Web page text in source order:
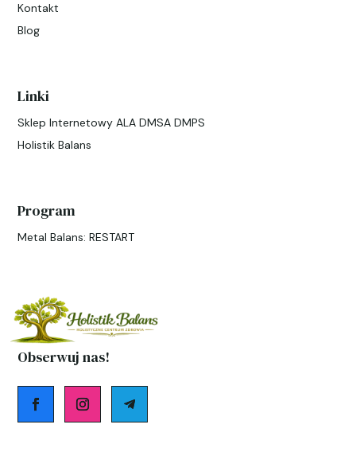
Kontakt
Blog
Linki
Sklep Internetowy ALA DMSA DMPS
Holistik Balans
Program
Metal Balans: RESTART
Obserwuj nas!